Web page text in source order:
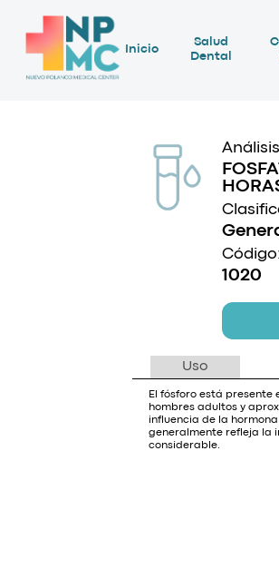
Inicio
Salud
Dental
1020
Uso
El fósforo está
hombres adultos y
influencia de la
generalmente refleja la
considerable.